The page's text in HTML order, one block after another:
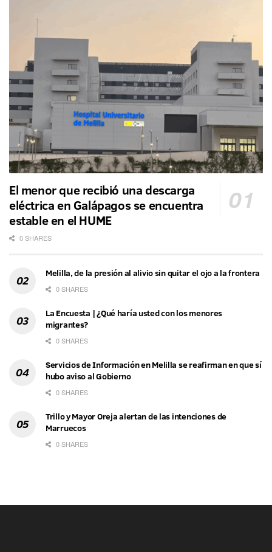
El menor que recibió una descarga
eléctrica en Galápagos se encuentra
estable en el HUME
0 SHARES
Melilla, de la presión al alivio sin quitar el ojo a la frontera
0 SHARES
La Encuesta | ¿Qué haría usted con los menores
migrantes?
0 SHARES
Servicios de Información en Melilla se reafirman en que sí
hubo aviso al Gobierno
0 SHARES
Trillo y Mayor Oreja alertan de las intenciones de
Marruecos
0 SHARES